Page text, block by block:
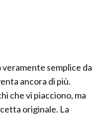
veramente semplice da
ancora di più.
che vi piacciono, ma
originale. La